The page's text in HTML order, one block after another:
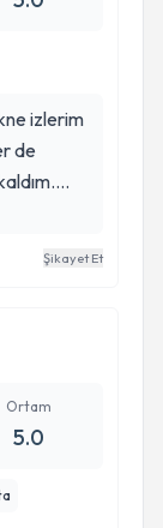
izlerim
de
tek
Şikayet Et
Ortam
5.0